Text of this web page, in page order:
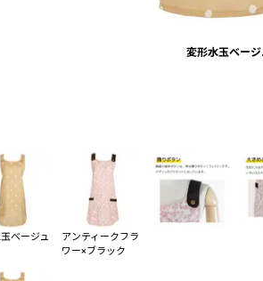
変形水玉ベージ
ベージュ
アンティークフラ
ワー×ブラック